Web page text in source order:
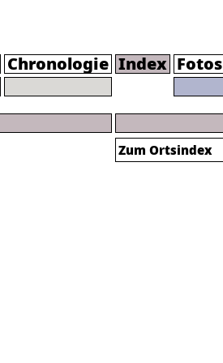
Chronologie Index Fotos
Zum Ortsindex